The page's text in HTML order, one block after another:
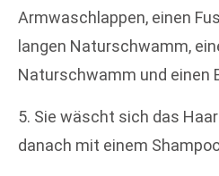
Armwaschlappen, einen
langen Naturschwamm,
Naturschwamm und einen
5. Sie wäscht sich das
danach mit einem